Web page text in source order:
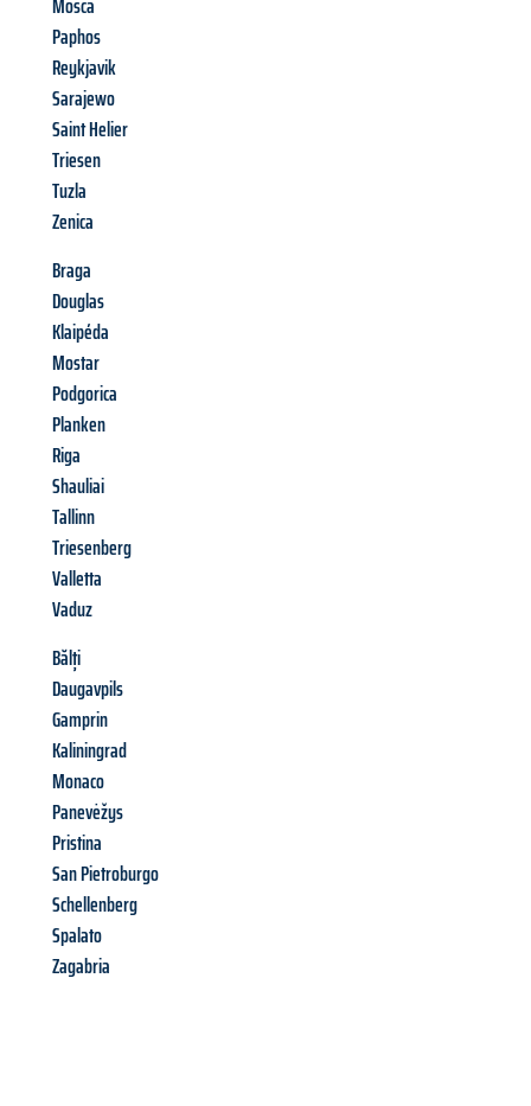
Paphos
Reykjavik
Sarajewo
Saint Helier
Triesen
Tuzla
Zenica
Braga
Douglas
Klaipéda
Mostar
Podgorica
Planken
Riga
Shauliai
Tallinn
Triesenberg
Valletta
Vaduz
Bălți
Daugavpils
Gamprin
Kaliningrad
Monaco
Panevėžys
Pristina
San Pietroburgo
Schellenberg
Spalato
Zagabria